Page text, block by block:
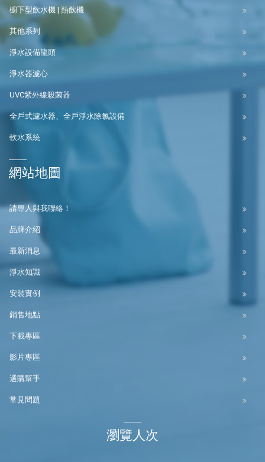
櫥下型飲水機 | 熱飲機
其他系列
淨水設備龍頭
淨水器濾心
UVC紫外線殺菌器
全戶式濾水器、全戶淨水除氯設備
軟水系統
網站地圖
請專人與我聯絡！
品牌介紹
最新消息
淨水知識
安裝實例
銷售地點
下載專區
影片專區
選購幫手
常見問題
瀏覽人次